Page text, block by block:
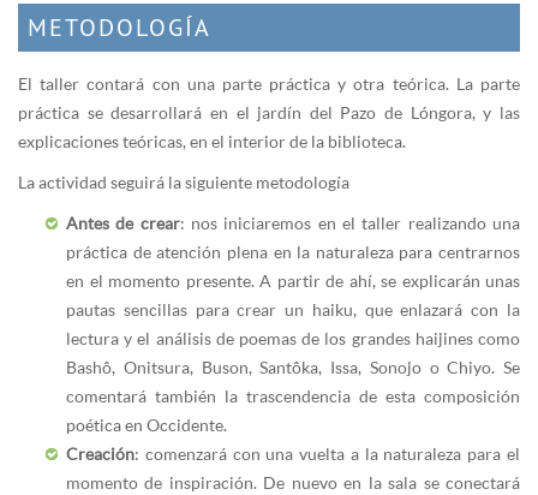
METODOLOGÍA
El taller contará con una parte práctica y otra teórica. La parte
práctica se desarrollará en el jardín del Pazo de Lóngora, y las
explicaciones teóricas, en el interior de la biblioteca.
La actividad seguirá la siguiente metodología
Antes de crear: nos iniciaremos en el taller realizando una
práctica de atención plena en la naturaleza para centrarnos
en el momento presente. A partir de ahí, se explicarán unas
pautas sencillas para crear un haiku, que enlazará con la
lectura y el análisis de poemas de los grandes haijines como
Bashô, Onitsura, Buson, Santôka, Issa, Sonojo o Chiyo. Se
comentará también la trascendencia de esta composición
poética en Occidente.
Creación: comenzará con una vuelta a la naturaleza para el
momento de inspiración. De nuevo en la sala se conectará